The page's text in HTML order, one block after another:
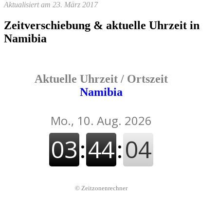
Aktualisiert am 23. März 2017
Zeitverschiebung & aktuelle Uhrzeit in
Namibia
Aktuelle Uhrzeit / Ortszeit
Namibia
© Zeitzonenrechner